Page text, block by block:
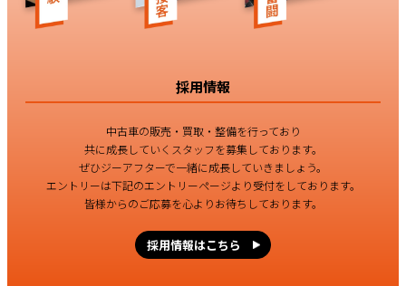
採用情報
中古車の販売・買取・整備を行っており
共に成長していくスタッフを募集しております。
ぜひジーアフターで一緒に成長していきましょう。
エントリーは下記のエントリーページより受付をしております。
皆様からのご応募を心よりお待ちしております。
採用情報はこちら